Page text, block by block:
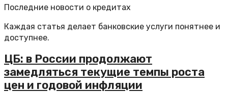
Последние новости о кредитах
Каждая статья делает банковские услуги понятнее и
доступнее.
ЦБ: в России продолжают
замедляться текущие темпы роста
цен и годовой инфляции